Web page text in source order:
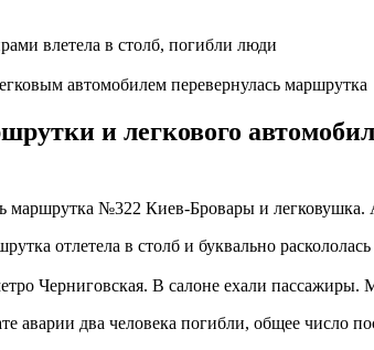
автомобилем перевернулась маршрутка
и легкового
маршрутка №322 Киев-Бровары и
отлетела в столб и буквально раскололась
Черниговская. В салоне ехали
аварии два человека погибли, общее число